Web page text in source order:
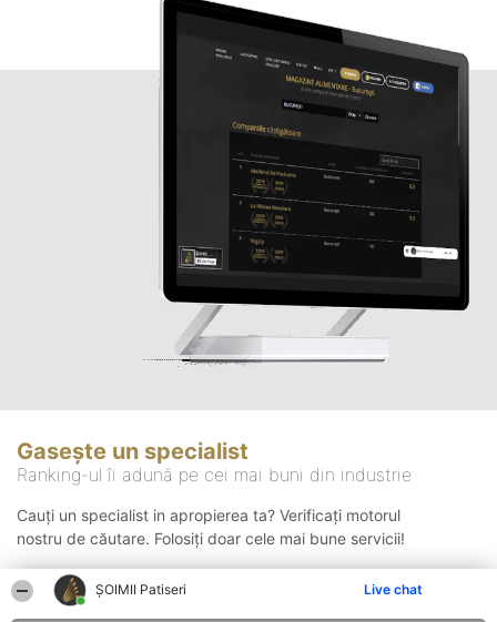
ȘOIMII Patiseri Live chat
Gasește un specialist
Ranking-ul îi adună pe cei mai buni din industrie
Cauți un specialist in apropierea ta? Verificați motorul
nostru de căutare. Folosiți doar cele mai bune servicii!